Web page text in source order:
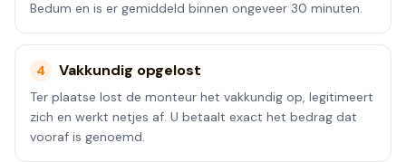
Bedum en is er gemiddeld binnen ongeveer 30 minuten.
4 Vakkundig opgelost
Ter plaatse lost de monteur het vakkundig op, legitimeert
zich en werkt netjes af. U betaalt exact het bedrag dat
vooraf is genoemd.